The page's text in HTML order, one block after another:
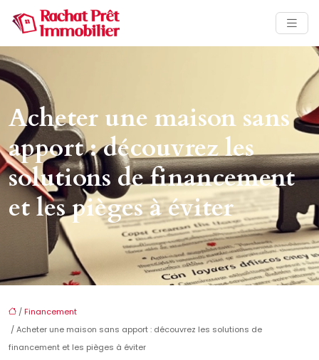
Acheter une maison sans
apport : découvrez les
solutions de financement
et les pièges à éviter
/ Financement
/ Acheter une maison sans apport : découvrez les solutions de
financement et les pièges à éviter